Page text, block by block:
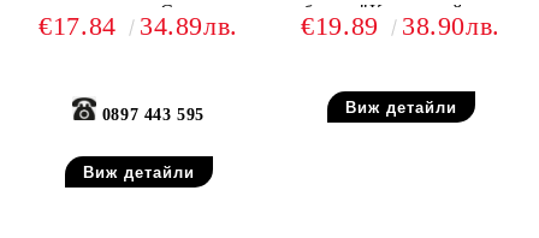
от текстил, С коли
€17.84 34.89лв.
0897 443 595
Виж детайли
обувки "Коя на кой крак
е?!"
€19.89 38.90лв.
Виж детайли